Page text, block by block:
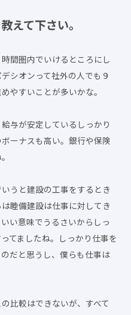
えて下さい。
間圏内でいけるところにし
シオンって社外の人でも９
やすいことが多いかな。
与が安定しているしっかり
ーナスも高い。銀行や保険
うと建設の工事をするとき
睦備建設は仕事に対してき
い意味でうるさいからしっ
てましたね。しっかり仕事を
だと思うし、僕らも仕事は
比較はできないが、すべて